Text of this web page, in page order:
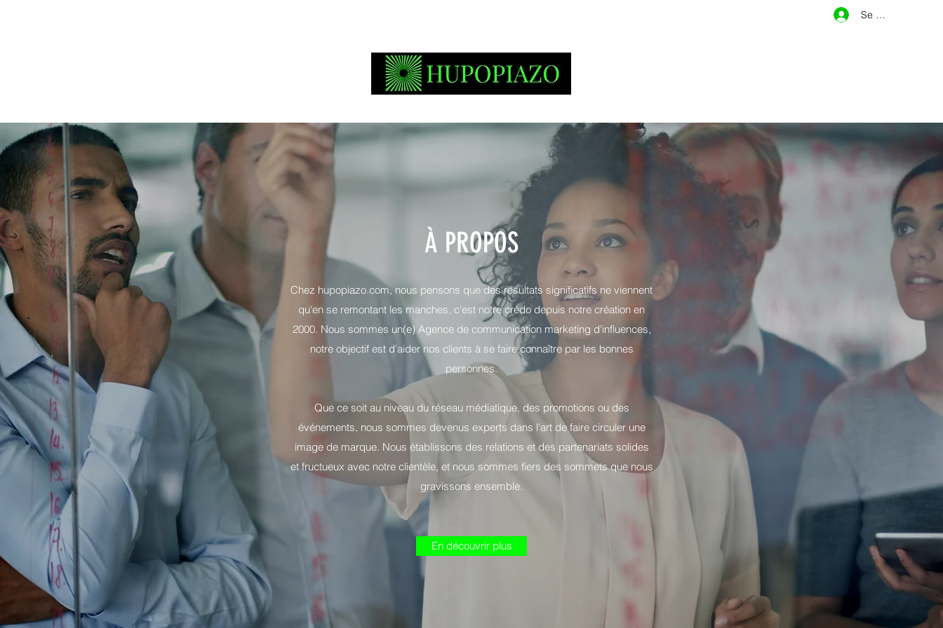
Se connecter
À PROPOS
Chez hupopiazo.com, nous pensons que des résultats significatifs ne viennent
qu'en se remontant les manches, c'est notre crédo depuis notre création en
2000. Nous sommes un(e) Agence de communication marketing d'influences,
notre objectif est d'aider nos clients à se faire connaître par les bonnes
personnes.
Que ce soit au niveau du réseau médiatique, des promotions ou des
événements, nous sommes devenus experts dans l'art de faire circuler une
image de marque. Nous établissons des relations et des partenariats solides
et fructueux avec notre clientèle, et nous sommes fiers des sommets que nous
gravissons ensemble.
En découvrir plus